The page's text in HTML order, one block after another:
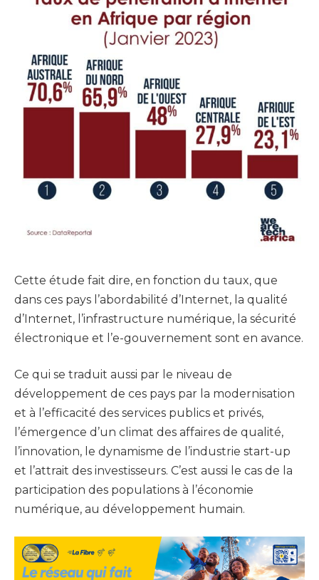
Cette étude fait dire, en fonction du taux, que
dans ces pays l’abordabilité d’Internet, la qualité
d’Internet, l’infrastructure numérique, la sécurité
électronique et l’e-gouvernement sont en avance.
Ce qui se traduit aussi par le niveau de
développement de ces pays par la modernisation
et à l’efficacité des services publics et privés,
l’émergence d’un climat des affaires de qualité,
l’innovation, le dynamisme de l’industrie start-up
et l’attrait des investisseurs. C’est aussi le cas de la
participation des populations à l’économie
numérique, au développement humain.